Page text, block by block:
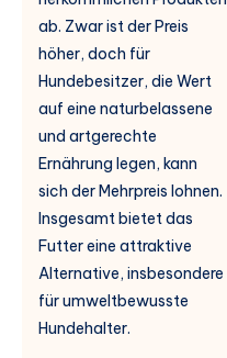
ab. Zwar ist der Preis
höher, doch für
Hundebesitzer, die Wert
auf eine naturbelassene
und artgerechte
Ernährung legen, kann
sich der Mehrpreis lohnen.
Insgesamt bietet das
Futter eine attraktive
Alternative, insbesondere
für umweltbewusste
Hundehalter.